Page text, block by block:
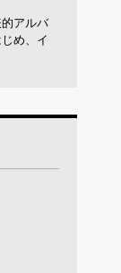
アルバ
め、イ